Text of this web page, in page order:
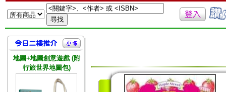
地圖+地圖創意遊戲 (附
行旅世界地圖包)